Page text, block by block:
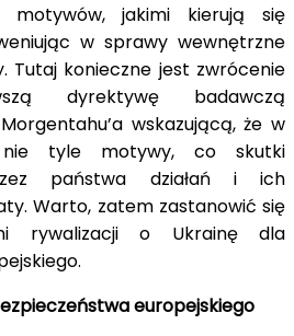
motywów, jakimi kierują się
w sprawy wewnętrzne
Tutaj konieczne jest zwrócenie
dyrektywę badawczą
wskazującą, że w
tyle motywy, co skutki
państwa działań i ich
Warto, zatem zastanowić się
rywalizacji o Ukrainę dla
europejskiego